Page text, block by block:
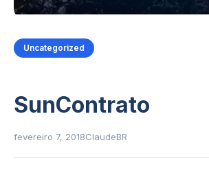
Uncategorized
SunContrato
fevereiro 7, 2018ClaudeBR